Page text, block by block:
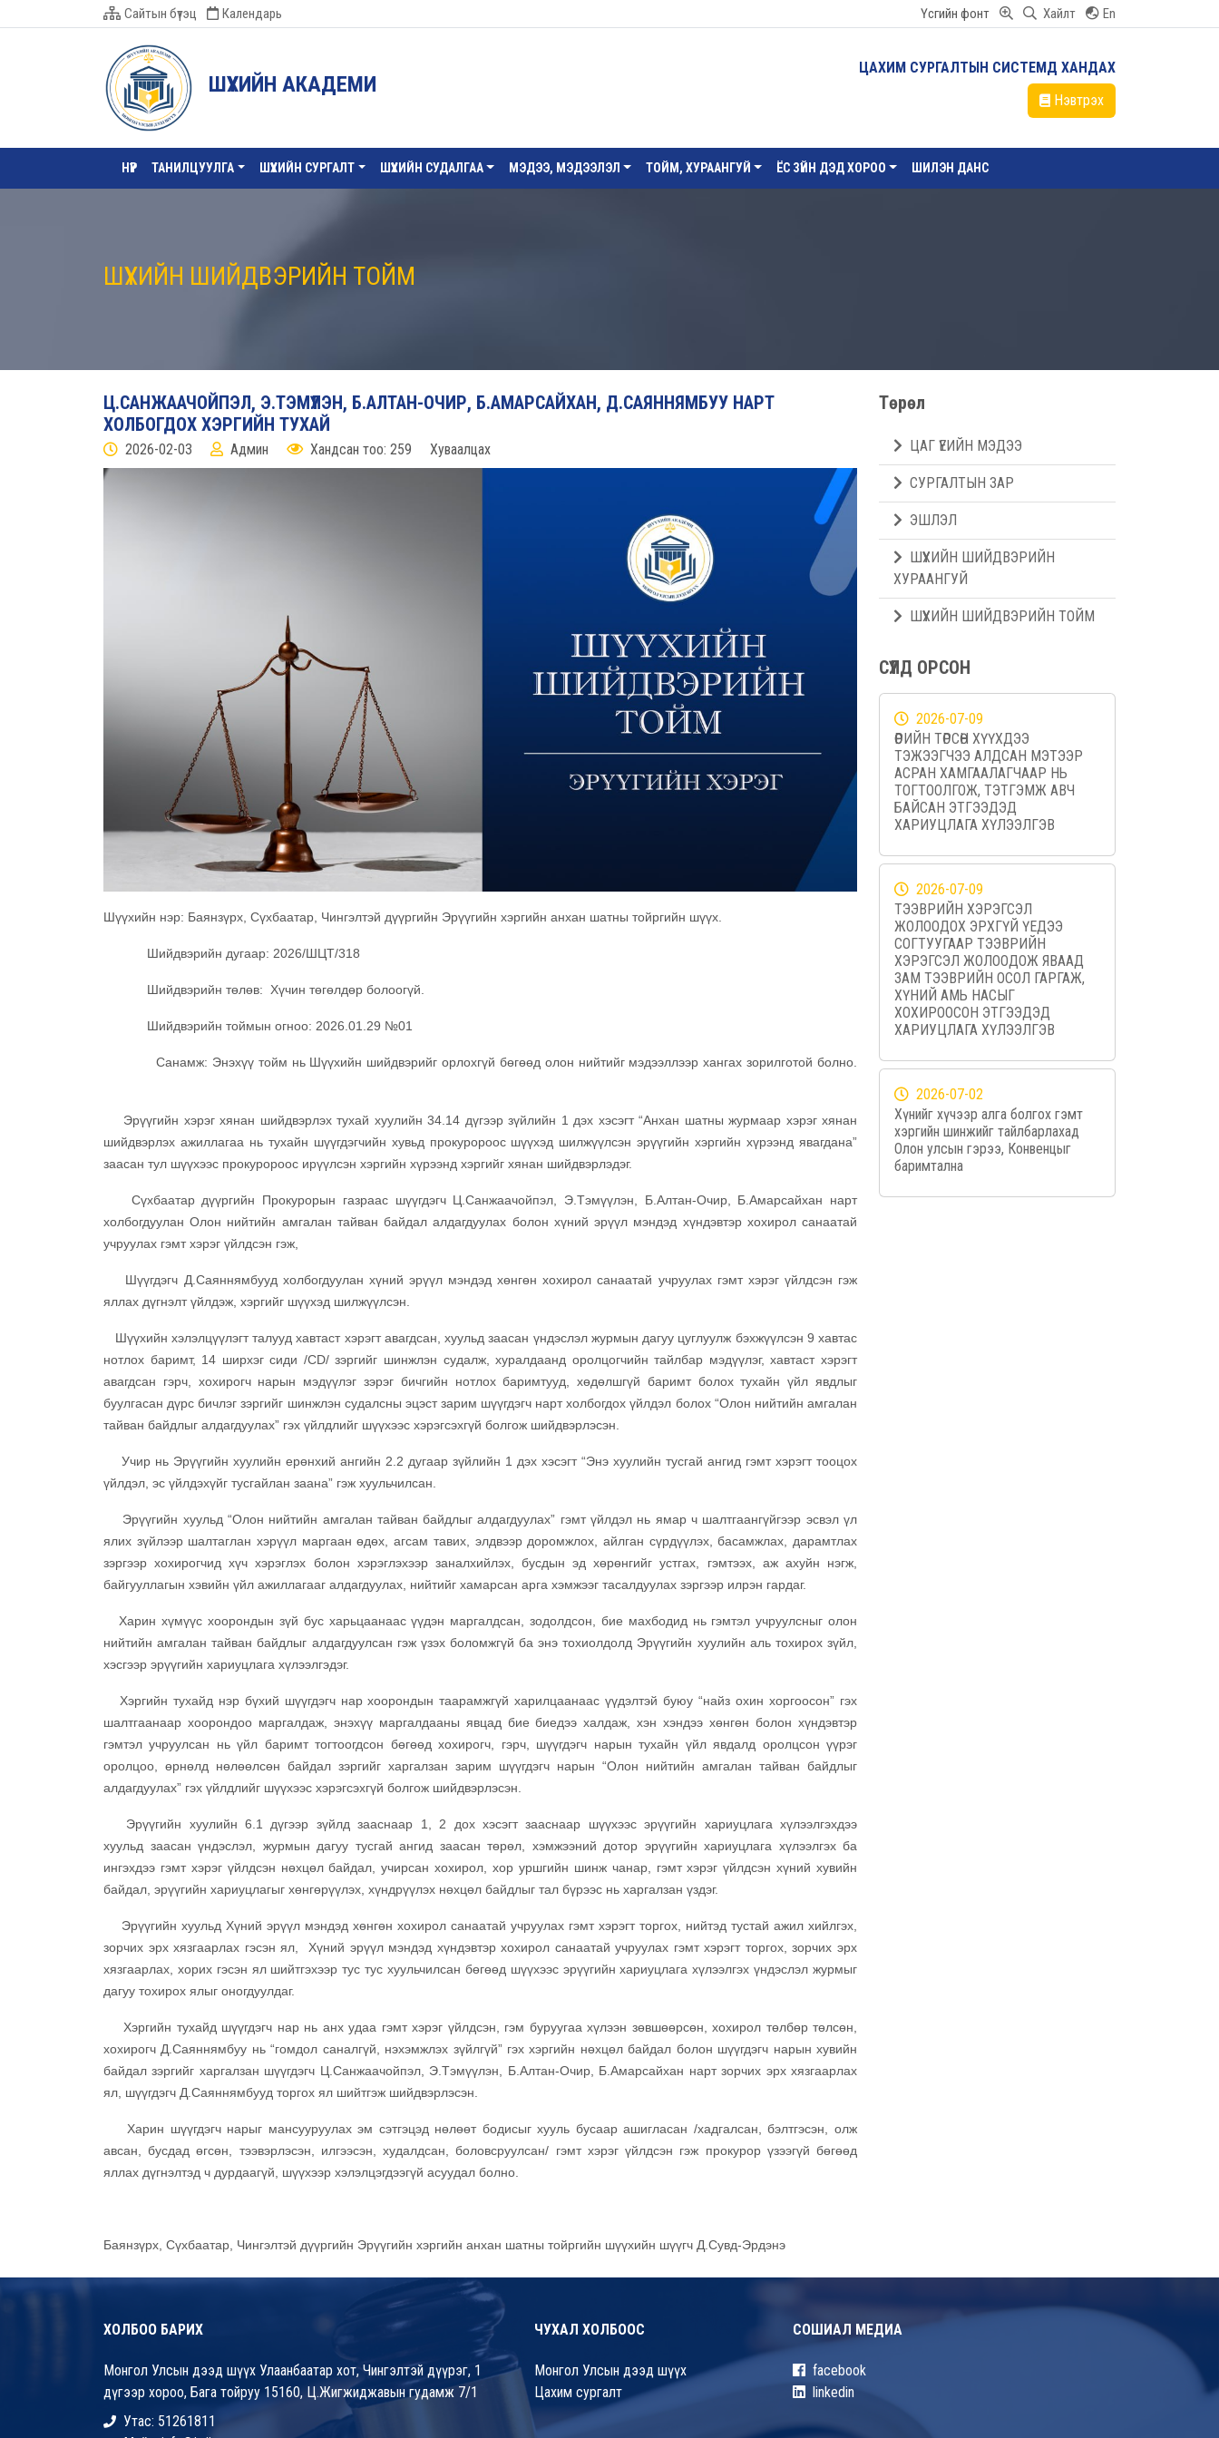
Сайтын бүтэц Календарь Үсгийн фонт Хайлт En
ШҮҮХИЙН АКАДЕМИ
ЦАХИМ СУРГАЛТЫН СИСТЕМД ХАНДАХ
Нэвтрэх
НҮҮР ТАНИЛЦУУЛГА ШҮҮХИЙН СУРГАЛТ ШҮҮХИЙН СУДАЛГАА МЭДЭЭ, МЭДЭЭЛЭЛ ТОЙМ, ХУРААНГУЙ ЁС ЗҮЙН ДЭД ХОРОО ШИЛЭН ДАНС
ШҮҮХИЙН ШИЙДВЭРИЙН ТОЙМ
Ц.САНЖААЧОЙПЭЛ, Э.ТЭМҮҮЛЭН, Б.АЛТАН-ОЧИР, Б.АМАРСАЙХАН, Д.САЯННЯМБУУ НАРТ
ХОЛБОГДОХ ХЭРГИЙН ТУХАЙ
2026-02-03 Админ Хандсан тоо: 259 Хуваалцах
Шүүхийн нэр: Баянзүрх, Сүхбаатар, Чингэлтэй дүүргийн Эрүүгийн хэргийн анхан шатны тойргийн шүүх.
Шийдвэрийн дугаар: 2026/ШЦТ/318
Шийдвэрийн төлөв: Хүчин төгөлдөр болоогүй.
Шийдвэрийн тоймын огноо: 2026.01.29 №01
Санамж: Энэхүү тойм нь Шүүхийн шийдвэрийг орлохгүй бөгөөд олон нийтийг мэдээллээр хангах зорилготой болно.
Эрүүгийн хэрэг хянан шийдвэрлэх тухай хуулийн 34.14 дүгээр зүйлийн 1 дэх хэсэгт “Анхан шатны журмаар хэрэг хянан
шийдвэрлэх ажиллагаа нь тухайн шүүгдэгчийн хувьд прокуророос шүүхэд шилжүүлсэн эрүүгийн хэргийн хүрээнд явагдана”
заасан тул шүүхээс прокуророос ирүүлсэн хэргийн хүрээнд хэргийг хянан шийдвэрлэдэг.
Сүхбаатар дүүргийн Прокурорын газраас шүүгдэгч Ц.Санжаачойпэл, Э.Тэмүүлэн, Б.Алтан-Очир, Б.Амарсайхан нарт
холбогдуулан Олон нийтийн амгалан тайван байдал алдагдуулах болон хүний эрүүл мэндэд хүндэвтэр хохирол санаатай
учруулах гэмт хэрэг үйлдсэн гэж,
Шүүгдэгч Д.Саяннямбууд холбогдуулан хүний эрүүл мэндэд хөнгөн хохирол санаатай учруулах гэмт хэрэг үйлдсэн гэж
яллах дүгнэлт үйлдэж, хэргийг шүүхэд шилжүүлсэн.
Шүүхийн хэлэлцүүлэгт талууд хавтаст хэрэгт авагдсан, хуульд заасан үндэслэл журмын дагуу цуглуулж бэхжүүлсэн 9 хавтас
нотлох баримт, 14 ширхэг сиди /CD/ зэргийг шинжлэн судалж, хуралдаанд оролцогчийн тайлбар мэдүүлэг, хавтаст хэрэгт
авагдсан гэрч, хохирогч нарын мэдүүлэг зэрэг бичгийн нотлох баримтууд, хөдөлшгүй баримт болох тухайн үйл явдлыг
буулгасан дүрс бичлэг зэргийг шинжлэн судалсны эцэст зарим шүүгдэгч нарт холбогдох үйлдэл болох “Олон нийтийн амгалан
тайван байдлыг алдагдуулах” гэх үйлдлийг шүүхээс хэрэгсэхгүй болгож шийдвэрлэсэн.
Учир нь Эрүүгийн хуулийн ерөнхий ангийн 2.2 дугаар зүйлийн 1 дэх хэсэгт “Энэ хуулийн тусгай ангид гэмт хэрэгт тооцох
үйлдэл, эс үйлдэхүйг тусгайлан заана” гэж хуульчилсан.
Эрүүгийн хуульд “Олон нийтийн амгалан тайван байдлыг алдагдуулах” гэмт үйлдэл нь ямар ч шалтгаангүйгээр эсвэл үл
ялих зүйлээр шалтаглан хэрүүл маргаан өдөх, агсам тавих, элдвээр доромжлох, айлган сүрдүүлэх, басамжлах, дарамтлах
зэргээр хохирогчид хүч хэрэглэх болон хэрэглэхээр заналхийлэх, бусдын эд хөрөнгийг устгах, гэмтээх, аж ахуйн нэгж,
байгууллагын хэвийн үйл ажиллагааг алдагдуулах, нийтийг хамарсан арга хэмжээг тасалдуулах зэргээр илрэн гардаг.
Харин хүмүүс хоорондын зүй бус харьцаанаас үүдэн маргалдсан, зодолдсон, бие махбодид нь гэмтэл учруулсныг олон
нийтийн амгалан тайван байдлыг алдагдуулсан гэж үзэх боломжгүй ба энэ тохиолдолд Эрүүгийн хуулийн аль тохирох зүйл,
хэсгээр эрүүгийн хариуцлага хүлээлгэдэг.
Хэргийн тухайд нэр бүхий шүүгдэгч нар хоорондын таарамжгүй харилцаанаас үүдэлтэй буюу “найз охин хоргоосон” гэх
шалтгаанаар хоорондоо маргалдаж, энэхүү маргалдааны явцад бие биедээ халдаж, хэн хэндээ хөнгөн болон хүндэвтэр
гэмтэл учруулсан нь үйл баримт тогтоогдсон бөгөөд хохирогч, гэрч, шүүгдэгч нарын тухайн үйл явдалд оролцсон үүрэг
оролцоо, өрнөлд нөлөөлсөн байдал зэргийг харгалзан зарим шүүгдэгч нарын “Олон нийтийн амгалан тайван байдлыг
алдагдуулах” гэх үйлдлийг шүүхээс хэрэгсэхгүй болгож шийдвэрлэсэн.
Эрүүгийн хуулийн 6.1 дүгээр зүйлд зааснаар 1, 2 дох хэсэгт зааснаар шүүхээс эрүүгийн хариуцлага хүлээлгэхдээ
хуульд заасан үндэслэл, журмын дагуу тусгай ангид заасан төрөл, хэмжээний дотор эрүүгийн хариуцлага хүлээлгэх ба
ингэхдээ гэмт хэрэг үйлдсэн нөхцөл байдал, учирсан хохирол, хор уршгийн шинж чанар, гэмт хэрэг үйлдсэн хүний хувийн
байдал, эрүүгийн хариуцлагыг хөнгөрүүлэх, хүндрүүлэх нөхцөл байдлыг тал бүрээс нь харгалзан үздэг.
Эрүүгийн хуульд Хүний эрүүл мэндэд хөнгөн хохирол санаатай учруулах гэмт хэрэгт торгох, нийтэд тустай ажил хийлгэх,
зорчих эрх хязгаарлах гэсэн ял, Хүний эрүүл мэндэд хүндэвтэр хохирол санаатай учруулах гэмт хэрэгт торгох, зорчих эрх
хязгаарлах, хорих гэсэн ял шийтгэхээр тус тус хуульчилсан бөгөөд шүүхээс эрүүгийн хариуцлага хүлээлгэх үндэслэл журмыг
дагуу тохирох ялыг оногдуулдаг.
Хэргийн тухайд шүүгдэгч нар нь анх удаа гэмт хэрэг үйлдсэн, гэм буруугаа хүлээн зөвшөөрсөн, хохирол төлбөр төлсөн,
хохирогч Д.Саяннямбуу нь “гомдол саналгүй, нэхэмжлэх зүйлгүй” гэх хэргийн нөхцөл байдал болон шүүгдэгч нарын хувийн
байдал зэргийг харгалзан шүүгдэгч Ц.Санжаачойпэл, Э.Тэмүүлэн, Б.Алтан-Очир, Б.Амарсайхан нарт зорчих эрх хязгаарлах
ял, шүүгдэгч Д.Саяннямбууд торгох ял шийтгэж шийдвэрлэсэн.
Харин шүүгдэгч нарыг мансууруулах эм сэтгэцэд нөлөөт бодисыг хууль бусаар ашигласан /хадгалсан, бэлтгэсэн, олж
авсан, бусдад өгсөн, тээвэрлэсэн, илгээсэн, худалдсан, боловсруулсан/ гэмт хэрэг үйлдсэн гэж прокурор үзээгүй бөгөөд
яллах дүгнэлтэд ч дурдаагүй, шүүхээр хэлэлцэгдээгүй асуудал болно.
Баянзүрх, Сүхбаатар, Чингэлтэй дүүргийн Эрүүгийн хэргийн анхан шатны тойргийн шүүхийн шүүгч Д.Сувд-Эрдэнэ
Төрөл
ЦАГ ҮЕИЙН МЭДЭЭ
СУРГАЛТЫН ЗАР
ЭШЛЭЛ
ШҮҮХИЙН ШИЙДВЭРИЙН
ХУРААНГУЙ
ШҮҮХИЙН ШИЙДВЭРИЙН ТОЙМ
СҮҮЛД ОРСОН
2026-07-09
ӨӨРИЙН ТӨРСӨН ХҮҮХДЭЭ
ТЭЖЭЭГЧЭЭ АЛДСАН МЭТЭЭР
АСРАН ХАМГААЛАГЧААР НЬ
ТОГТООЛГОЖ, ТЭТГЭМЖ АВЧ
БАЙСАН ЭТГЭЭДЭД
ХАРИУЦЛАГА ХҮЛЭЭЛГЭВ
2026-07-09
ТЭЭВРИЙН ХЭРЭГСЭЛ
ЖОЛООДОХ ЭРХГҮЙ ҮЕДЭЭ
СОГТУУГААР ТЭЭВРИЙН
ХЭРЭГСЭЛ ЖОЛООДОЖ ЯВААД
ЗАМ ТЭЭВРИЙН ОСОЛ ГАРГАЖ,
ХҮНИЙ АМЬ НАСЫГ
ХОХИРООСОН ЭТГЭЭДЭД
ХАРИУЦЛАГА ХҮЛЭЭЛГЭВ
2026-07-02
Хүнийг хүчээр алга болгох гэмт
хэргийн шинжийг тайлбарлахад
Олон улсын гэрээ, Конвенцыг
баримтална
ХОЛБОО БАРИХ
Монгол Улсын дээд шүүх Улаанбаатар хот, Чингэлтэй дүүрэг, 1
дүгээр хороо, Бага тойруу 15160, Ц.Жигжиджавын гудамж 7/1
Утас: 51261811
ЧУХАЛ ХОЛБООС
Монгол Улсын дээд шүүх
Цахим сургалт
СОШИАЛ МЕДИА
facebook
linkedin